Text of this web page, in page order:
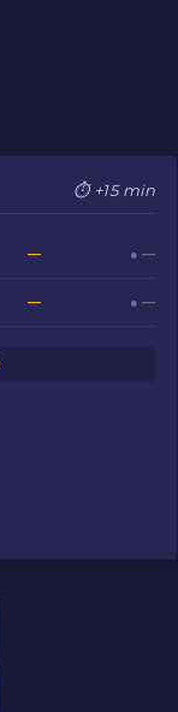
⏱ +15 min
— ● —
— ● —